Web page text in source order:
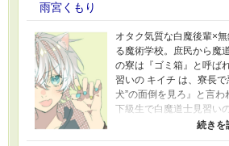
雨宮くもり
オタク気質な白魔後輩×
る魔術学校。庶民から魔
の寮は『ゴミ箱』と呼ば
習いの キイチ は、寮長で
犬”の面倒を見ろ』と言
下級生で白魔道士見習い
もまっしろなテルは、自
ク。おまけに感情が荒ぶ